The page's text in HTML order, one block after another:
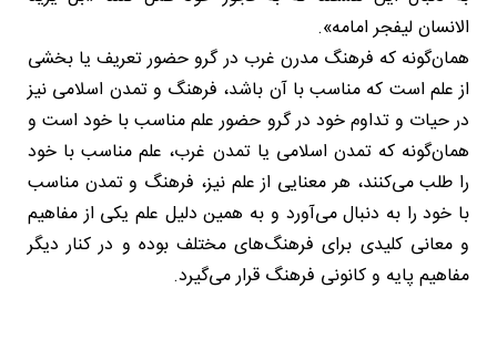
الانسان لیفجر امامه».
همان‌گونه که فرهنگ مدرن غرب در گرو حضور تعریف یا بخشی
از علم است که مناسب با آن باشد، فرهنگ و تمدن اسلامی نیز
در حیات و تداوم خود در گرو حضور علم مناسب با خود است و
همان‌گونه که تمدن اسلامی یا تمدن غرب، علم مناسب با خود
را طلب می‌کنند، هر معنایی از علم نیز، فرهنگ و تمدن مناسب
با خود را به دنبال می‌آورد و به همین دلیل علم یکی از مفاهیم
و معانی کلیدی برای فرهنگ‌های مختلف بوده و در کنار دیگر
مفاهیم پایه و کانونی فرهنگ قرار می‌گیرد.